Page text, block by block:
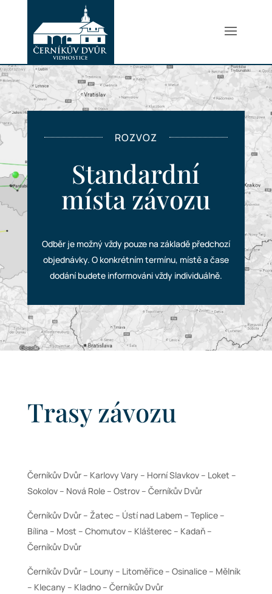
ROZVOZ
Standardní
místa závozu
Odběr je možný vždy pouze na základě předchozí
objednávky. O konkrétním termínu, místě a čase
dodání budete informováni vždy individuálně.
Trasy závozu
Černíkův Dvůr – Karlovy Vary – Horní Slavkov – Loket –
Sokolov – Nová Role – Ostrov – Černíkův Dvůr
Černíkův Dvůr – Žatec – Ústí nad Labem – Teplice –
Bílina – Most – Chomutov – Klášterec – Kadaň –
Černíkův Dvůr
Černíkův Dvůr – Louny – Litoměřice – Osinalice – Mělník
– Klecany – Kladno – Černíkův Dvůr